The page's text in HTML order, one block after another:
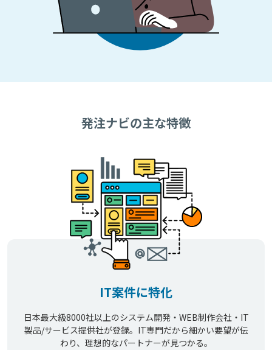
発注ナビの主な特徴
IT案件に特化
日本最大級8000社以上のシステム開発・WEB制作会社・IT
製品/サービス提供社が登録。IT専門だから細かい要望が伝
わり、理想的なパートナーが見つかる。